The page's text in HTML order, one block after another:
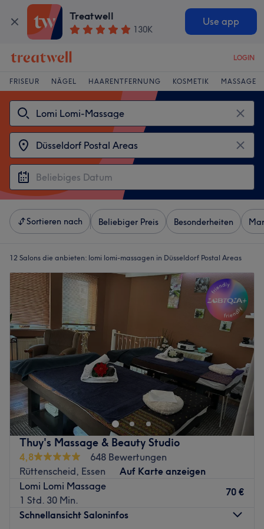
Treatwell
130K
Use app
LOGIN
FRISEUR NÄGEL HAARENTFERNUNG KOSMETIK MASSAGE
Sortieren nach Beliebiger Preis Besonderheiten
12 Salons die anbieten: lomi lomi-massagen in Düsseldorf Postal Areas
Thuy's Massage & Beauty Studio
4,8
648 Bewertungen
Rüttenscheid, Essen
Auf Karte anzeigen
Lomi Lomi Massage
1 Std. 30 Min.
70 €
Schnellansicht Saloninfos